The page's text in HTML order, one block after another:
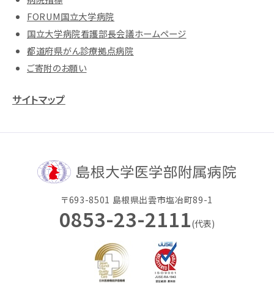
FORUM国立大学病院
国立大学病院看護部長会議ホームページ
都道府県がん診療拠点病院
ご寄附のお願い
サイトマップ
〒693-8501 島根県出雲市塩冶町89-1
0853-23-2111(代表)